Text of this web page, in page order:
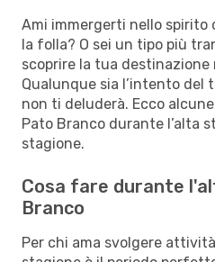
Ami immergerti nello
la folla? O sei un tipo più
scoprire la tua destinazione
Qualunque sia l’intento del
non ti deluderà. Ecco
Pato Branco durante l’alta
stagione.
Cosa fare durante
Branco
Per chi ama svolgere